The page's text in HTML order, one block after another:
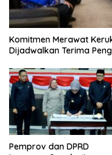
Komitmen Merawat
Dijadwalkan Terima
Pemprov dan DPRD